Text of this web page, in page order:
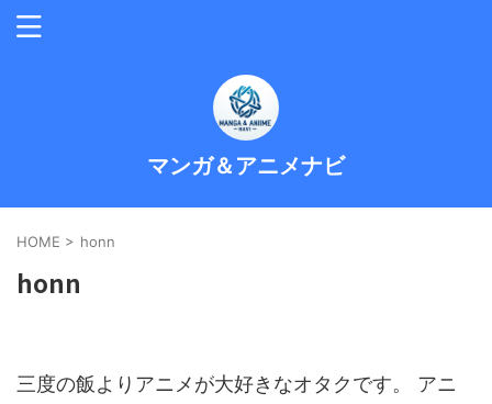
マンガ＆アニメナビ
HOME > honn
honn
三度の飯よりアニメが大好きなオタクです。 アニ